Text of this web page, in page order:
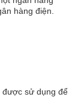
hàng điện.
được sử dụng để